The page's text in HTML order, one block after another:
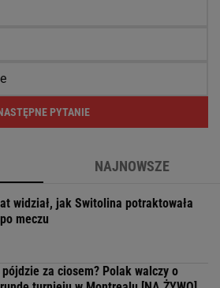
PYTANIE
NAJNOWSZE
widział, jak Switolina potraktowała
meczu
pójdzie za ciosem? Polak walczy o